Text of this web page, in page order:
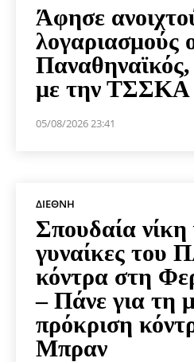
Άφησε
λογαριασμούς
Παναθηναϊκός,
με την ΤΣΣΚΑ
05/08/2026 23:41
ΔΙΕΘΝΉ
Σπουδαία νίκη
γυναίκες του
κόντρα στη
– Πάνε για τη
πρόκριση
Μπραν